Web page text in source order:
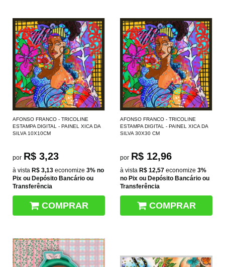
AFONSO FRANCO - TRICOLINE
ESTAMPA DIGITAL - PAINEL XICA DA
SILVA 10X10CM
por R$ 3,23
à vista R$ 3,13 economize 3% no
Pix ou Depósito Bancário ou
Transferência
COMPRAR
AFONSO FRANCO - TRICOLINE
ESTAMPA DIGITAL - PAINEL XICA DA
SILVA 30X30 CM
por R$ 12,96
à vista R$ 12,57 economize 3%
no Pix ou Depósito Bancário ou
Transferência
COMPRAR